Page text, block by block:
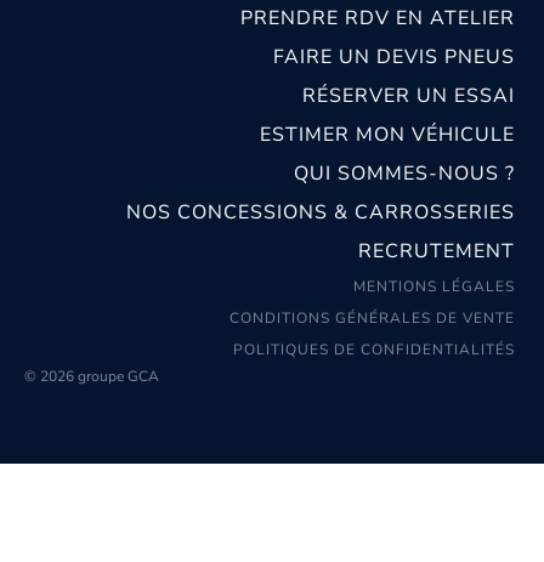
PRENDRE RDV EN ATELIER
FAIRE UN DEVIS PNEUS
RÉSERVER UN ESSAI
ESTIMER MON VÉHICULE
QUI SOMMES-NOUS ?
NOS CONCESSIONS & CARROSSERIES
RECRUTEMENT
MENTIONS LÉGALES
CONDITIONS GÉNÉRALES DE VENTE
POLITIQUES DE CONFIDENTIALITÉS
© 2026 groupe GCA